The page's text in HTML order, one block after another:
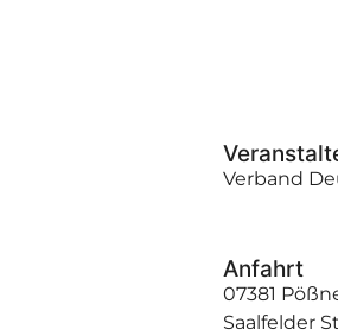
Verband
Anfahrt
07381
Saalfelder